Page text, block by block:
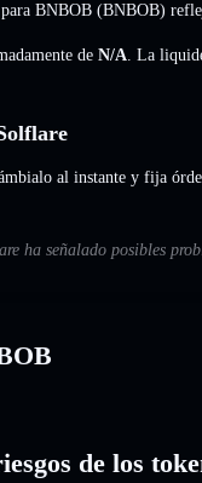
BNBOB (BNBOB)
de N/A . La
al instante y fija
ha señalado posibles
de los